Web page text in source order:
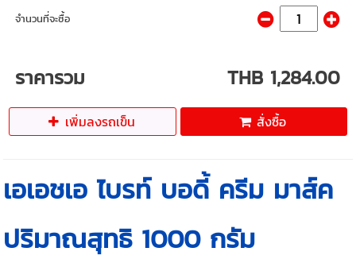
จำนวนที่จะซื้อ
ราคารวม THB 1,284.00
เพิ่มลงรถเข็น สั่งซื้อ
เอเอชเอ ไบรท์ บอดี้ ครีม มาส์ค
ปริมาณสุทธิ 1000 กรัม